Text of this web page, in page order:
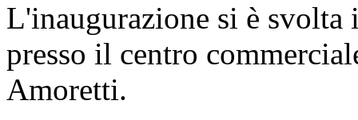
L'inaugurazione si è
presso il centro
Amoretti.